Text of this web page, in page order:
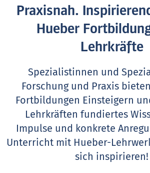
Praxisnah.
Hueber
Lehrkräfte
Spezialistinnen und
Forschung und Praxis
Fortbildungen Einsteigern
Lehrkräften fundiertes
Impulse und konkrete
Unterricht mit Hueber-
sich inspirieren!